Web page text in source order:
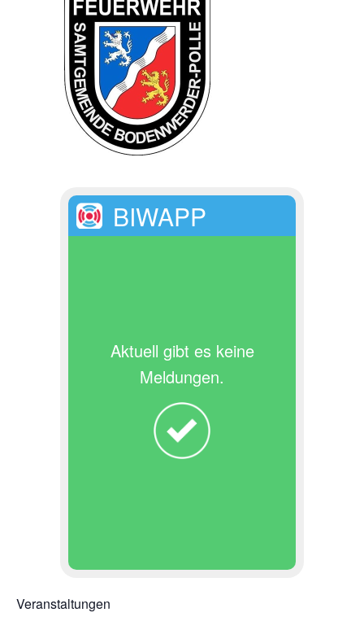
BIWAPP
Aktuell gibt es keine
Meldungen.
Veranstaltungen